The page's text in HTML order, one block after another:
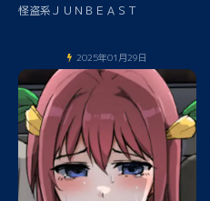
怪盗系ＪＵＮＢＥＡＳＴ
2025年01月29日